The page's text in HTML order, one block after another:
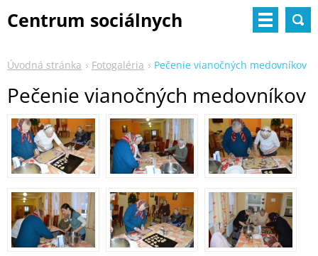
Centrum sociálnych
Úvodná stránka Fotogaléria Pečenie vianočných medovníkov
Pečenie vianočných medovníkov